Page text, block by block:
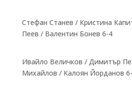
Стефан Станев / Кристина
Пеев / Валентин Бонев 6-4
Ивайло Величков / Димитър
Михайлов / Калоян Йорданов